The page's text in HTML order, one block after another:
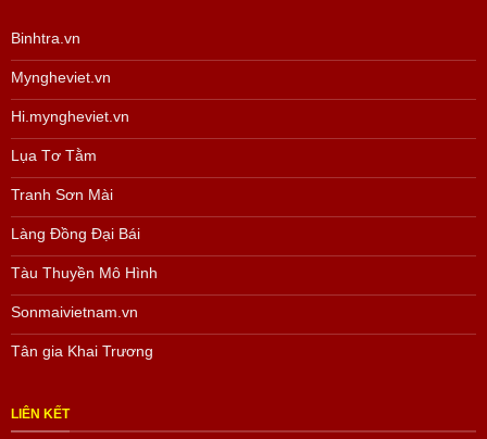
Binhtra.vn
Myngheviet.vn
Hi.myngheviet.vn
Lụa Tơ Tằm
Tranh Sơn Mài
Làng Đồng Đại Bái
Tàu Thuyền Mô Hình
Sonmaivietnam.vn
Tân gia Khai Trương
LIÊN KẾT